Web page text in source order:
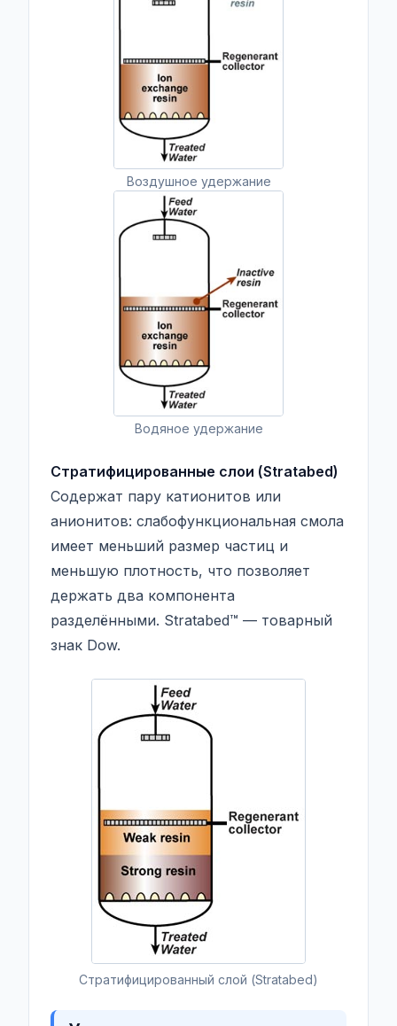
Воздушное удержание
Водяное удержание
Стратифицированные слои (Stratabed)
Содержат пару катионитов или
анионитов: слабофункциональная смола
имеет меньший размер частиц и
меньшую плотность, что позволяет
держать два компонента
разделёнными. Stratabed™ — товарный
знак Dow.
Стратифицированный слой (Stratabed)